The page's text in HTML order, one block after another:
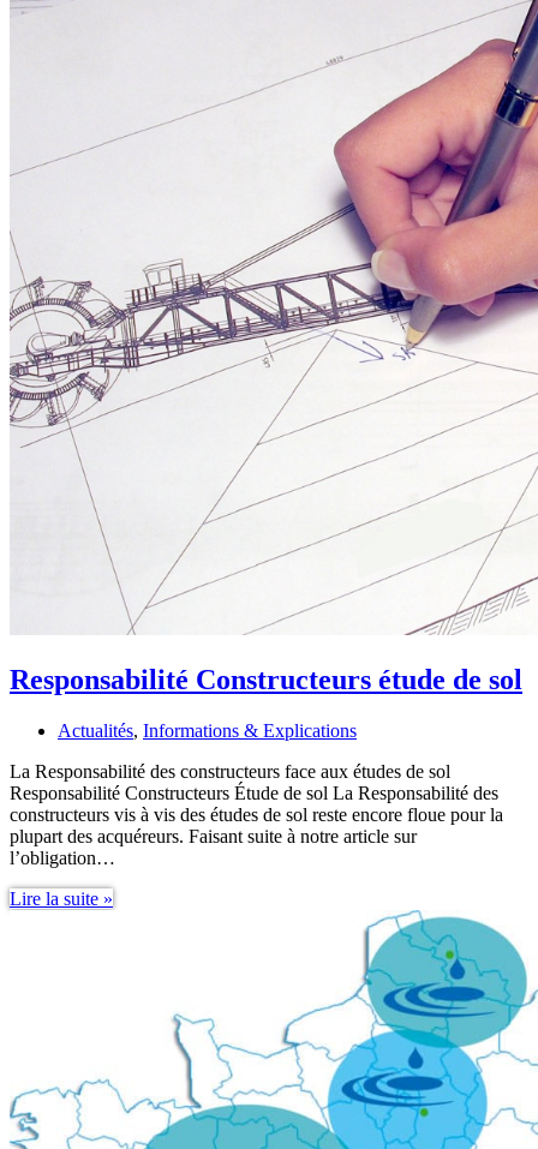
Responsabilité Constructeurs étude de sol
Actualités, Informations & Explications
La Responsabilité des constructeurs face aux études de sol
Responsabilité Constructeurs Étude de sol La Responsabilité des
constructeurs vis à vis des études de sol reste encore floue pour la
plupart des acquéreurs. Faisant suite à notre article sur
l’obligation…
Lire la suite »